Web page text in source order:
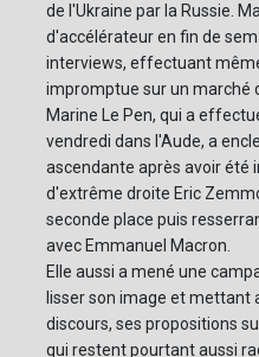
de l'Ukraine par la Russie.
d'accélérateur en fin de
interviews, effectuant
impromptue sur un marché
Marine Le Pen, qui a
vendredi dans l'Aude, a
ascendante après avoir été
d'extrême droite Eric
seconde place puis
avec Emmanuel Macron.
Elle aussi a mené une
lisser son image et mettant
discours, ses propositions
qui restent pourtant aussi